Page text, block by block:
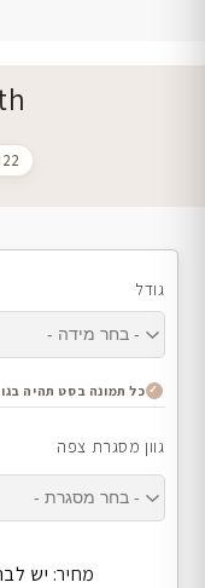
322
גודל
כל תמונה בסט תהיה
גוון מסגרת צפה
מחיר: יש